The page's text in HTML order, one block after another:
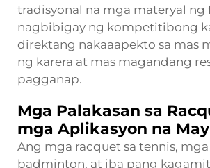
tradisyonal na mga materyal ng
nagbibigay ng kompetitibong
direktang nakaaapekto sa mas
ng karera at mas magandang
pagganap.
Mga Palakasan sa
mga Aplikasyon na
Ang mga racquet sa tennis,
badminton, at iba pang